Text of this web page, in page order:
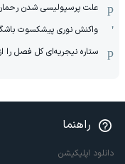
علت پرسپولیسی شدن
واکنش نوری پیشکسوت
ستاره نیجریه‌ای کل فصل را
راهنما
دانلود اپلیکیشن